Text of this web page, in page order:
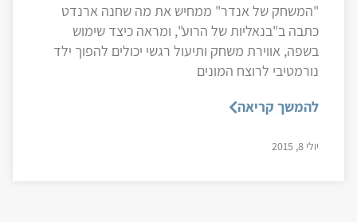
"המשחק של אנדר" ממחיש את מה שחנה ארנדט
כתבה ב"בנאליות של הרוע", ומראה כיצד שימוש
בשפה, אווירת משחק ותיעול רגשי יכולים להפוך ילד
נורמטיבי לרוצח המונים
להמשך קריאה
יולי 8, 2015